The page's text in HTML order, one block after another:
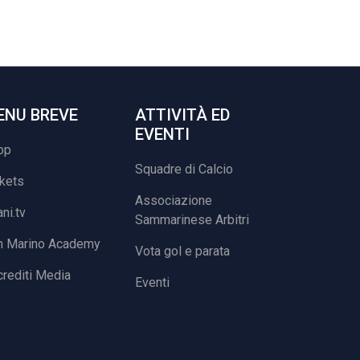
BREVE
Marino Academy
Media
ATTIVITÀ ED
EVENTI
Squadre di Calcio
Associazione
Sammarinese Arbitri
Vota gol e parata
Eventi